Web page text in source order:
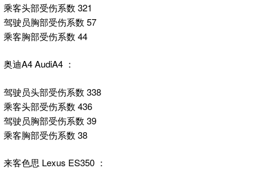
乘客头部受伤系数 321
驾驶员胸部受伤系数 57
乘客胸部受伤系数 44
奥迪A4 AudiA4 ：
驾驶员头部受伤系数 338
乘客头部受伤系数 436
驾驶员胸部受伤系数 39
乘客胸部受伤系数 38
来客色思 Lexus ES350 ：